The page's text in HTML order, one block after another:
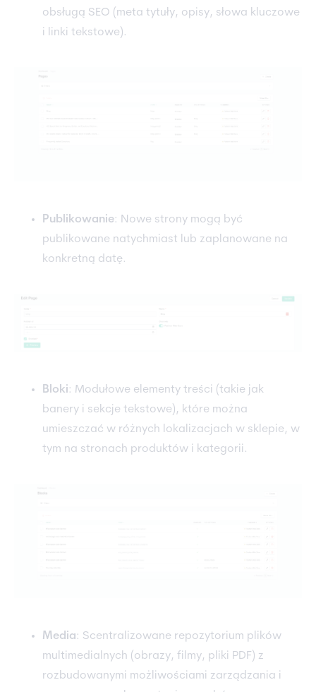
obsługą SEO (meta tytuły, opisy, słowa kluczowe
i linki tekstowe).
Publikowanie: Nowe strony mogą być
publikowane natychmiast lub zaplanowane na
konkretną datę.
Bloki: Modułowe elementy treści (takie jak
banery i sekcje tekstowe), które można
umieszczać w różnych lokalizacjach w sklepie, w
tym na stronach produktów i kategorii.
Media: Scentralizowane repozytorium plików
multimedialnych (obrazy, filmy, pliki PDF) z
rozbudowanymi możliwościami zarządzania i